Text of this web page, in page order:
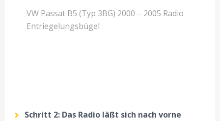
VW Passat B5 (Typ 3BG) 2000 – 2005 Radio
Entriegelungsbügel
Schritt 2: Das Radio läßt sich nach vorne